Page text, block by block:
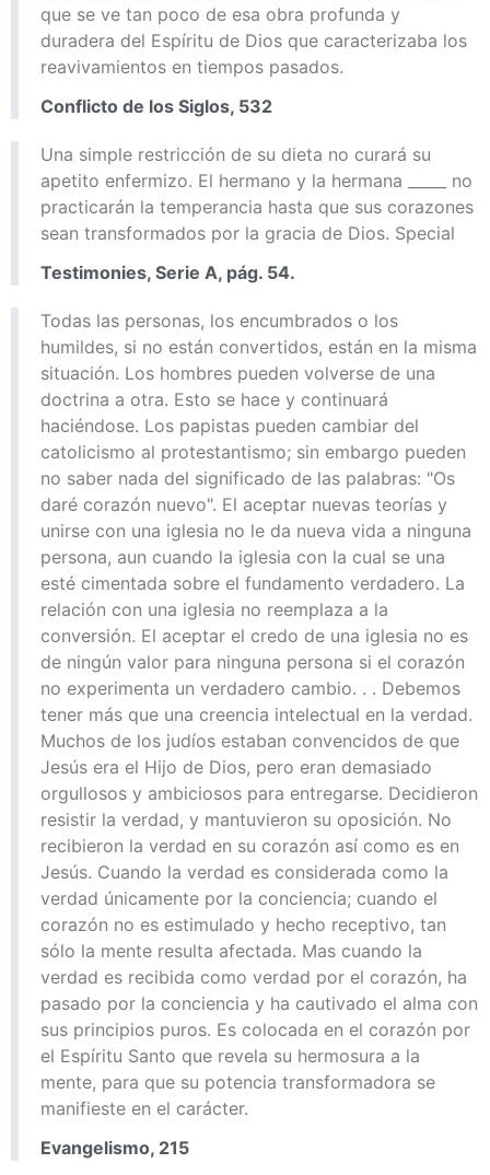
que se ve tan poco de esa obra profunda y
duradera del Espíritu de Dios que caracterizaba los
reavivamientos en tiempos pasados.
Conflicto de los Siglos, 532
Una simple restricción de su dieta no curará su
apetito enfermizo. El hermano y la hermana _____ no
practicarán la temperancia hasta que sus corazones
sean transformados por la gracia de Dios. Special
Testimonies, Serie A, pág. 54.
Todas las personas, los encumbrados o los
humildes, si no están convertidos, están en la misma
situación. Los hombres pueden volverse de una
doctrina a otra. Esto se hace y continuará
haciéndose. Los papistas pueden cambiar del
catolicismo al protestantismo; sin embargo pueden
no saber nada del significado de las palabras: "Os
daré corazón nuevo". El aceptar nuevas teorías y
unirse con una iglesia no le da nueva vida a ninguna
persona, aun cuando la iglesia con la cual se una
esté cimentada sobre el fundamento verdadero. La
relación con una iglesia no reemplaza a la
conversión. El aceptar el credo de una iglesia no es
de ningún valor para ninguna persona si el corazón
no experimenta un verdadero cambio. . . Debemos
tener más que una creencia intelectual en la verdad.
Muchos de los judíos estaban convencidos de que
Jesús era el Hijo de Dios, pero eran demasiado
orgullosos y ambiciosos para entregarse. Decidieron
resistir la verdad, y mantuvieron su oposición. No
recibieron la verdad en su corazón así como es en
Jesús. Cuando la verdad es considerada como la
verdad únicamente por la conciencia; cuando el
corazón no es estimulado y hecho receptivo, tan
sólo la mente resulta afectada. Mas cuando la
verdad es recibida como verdad por el corazón, ha
pasado por la conciencia y ha cautivado el alma con
sus principios puros. Es colocada en el corazón por
el Espíritu Santo que revela su hermosura a la
mente, para que su potencia transformadora se
manifieste en el carácter.
Evangelismo, 215